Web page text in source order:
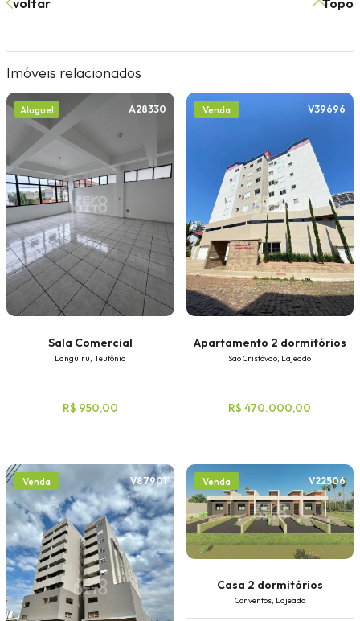
Imóveis relacionados
Aluguel A28330
Sala Comercial
Languiru, Teutônia
R$ 950,00
Venda V39696
Apartamento 2 dormitórios
São Cristóvão, Lajeado
R$ 470.000,00
Venda V87901 Venda V22506
Casa 2 dormitórios
Conventos, Lajeado